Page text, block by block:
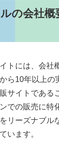
の会社概
トには、会社
ら10年以上の
サイトである
での販売に特
リーズナブル
います。